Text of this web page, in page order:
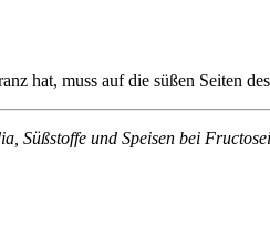
hat, muss auf die süßen Seiten
Süßstoffe und Speisen bei